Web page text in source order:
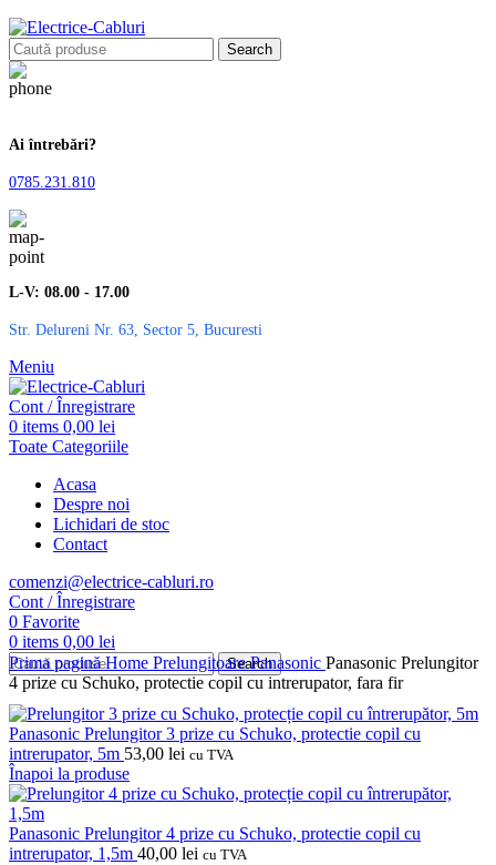
Search
Ai întrebări?
0785.231.810
L-V: 08.00 - 17.00
Str. Delureni Nr. 63, Sector 5, Bucuresti
Meniu
Cont / Înregistrare
0 items 0,00 lei
Toate Categoriile
Acasa
Despre noi
Lichidari de stoc
Contact
comenzi@electrice-cabluri.ro
Cont / Înregistrare
0 Favorite
0 items 0,00 lei
Search
Prima paginăHome PrelungitoarePanasonic Panasonic Prelungitor
4 prize cu Schuko, protectie copil cu intrerupator, fara fir
Panasonic Prelungitor 3 prize cu Schuko, protectie copil cu
intrerupator, 5m 53,00 lei cu TVA
Înapoi la produse
Panasonic Prelungitor 4 prize cu Schuko, protectie copil cu
intrerupator, 1,5m 40,00 lei cu TVA